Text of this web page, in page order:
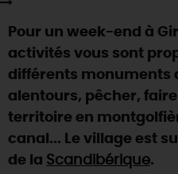
TOUTES
Vins et vignobles
Chic,une aire de pique-
Par ici les guinguettes
Que rapporter du Loiret ?
La Route desMétiers
TOUT
(re)Découvrir les
Expérimenter
Une
Rendez-vous
INFOS &
RÉSERVER
Pour un week-end à
activités vous sont
différents monuments
alentours, pêcher,
territoire en
canal... Le village est
de la Scandibérique.